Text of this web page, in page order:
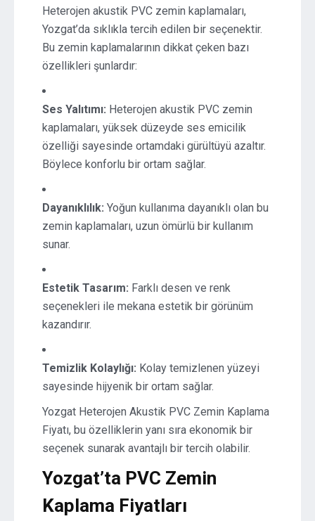
Heterojen akustik PVC zemin kaplamaları,
Yozgat’da sıklıkla tercih edilen bir seçenektir.
Bu zemin kaplamalarının dikkat çeken bazı
özellikleri şunlardır:
Ses Yalıtımı: Heterojen akustik PVC zemin
kaplamaları, yüksek düzeyde ses emicilik
özelliği sayesinde ortamdaki gürültüyü azaltır.
Böylece konforlu bir ortam sağlar.
Dayanıklılık: Yoğun kullanıma dayanıklı olan bu
zemin kaplamaları, uzun ömürlü bir kullanım
sunar.
Estetik Tasarım: Farklı desen ve renk
seçenekleri ile mekana estetik bir görünüm
kazandırır.
Temizlik Kolaylığı: Kolay temizlenen yüzeyi
sayesinde hijyenik bir ortam sağlar.
Yozgat Heterojen Akustik PVC Zemin Kaplama
Fiyatı, bu özelliklerin yanı sıra ekonomik bir
seçenek sunarak avantajlı bir tercih olabilir.
Yozgat’ta PVC Zemin
Kaplama Fiyatları